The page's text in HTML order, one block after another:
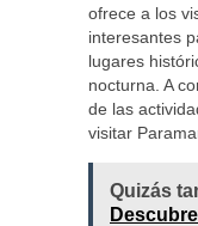
ofrece a los
interesantes
lugares
nocturna. A
de las
visitar
Quizás